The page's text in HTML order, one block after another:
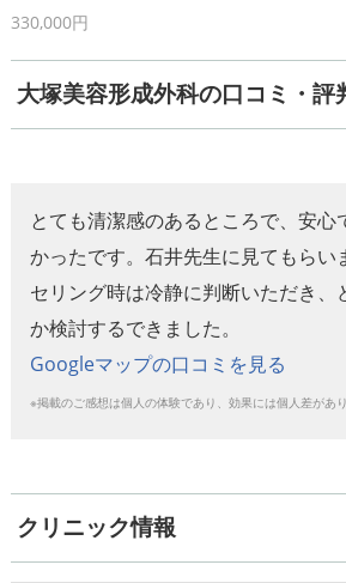
大塚美容形成外科の口コミ・評
とても清潔感のあるところで、安心
かったです。石井先生に見てもらい
セリング時は冷静に判断いただき、
か検討するできました。
Googleマップの口コミを見る
※掲載のご感想は個人の体験であり、効果には個人差があり
クリニック情報